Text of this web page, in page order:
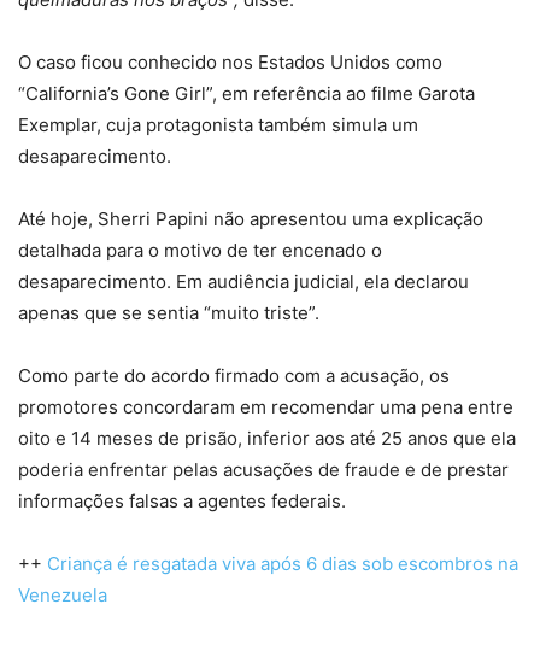
O caso ficou conhecido nos Estados Unidos como
“California’s Gone Girl”, em referência ao filme Garota
Exemplar, cuja protagonista também simula um
desaparecimento.
Até hoje, Sherri Papini não apresentou uma explicação
detalhada para o motivo de ter encenado o
desaparecimento. Em audiência judicial, ela declarou
apenas que se sentia “muito triste”.
Como parte do acordo firmado com a acusação, os
promotores concordaram em recomendar uma pena entre
oito e 14 meses de prisão, inferior aos até 25 anos que ela
poderia enfrentar pelas acusações de fraude e de prestar
informações falsas a agentes federais.
++ Criança é resgatada viva após 6 dias sob escombros na
Venezuela